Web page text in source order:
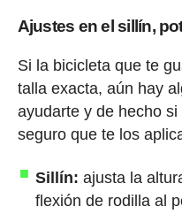
Ajustes en el sillín,
Si la bicicleta que te
talla exacta, aún hay
ayudarte y de hecho
seguro que te los
Sillín: ajusta la
flexión de rodilla al